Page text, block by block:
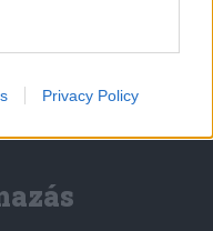
Privacy Policy